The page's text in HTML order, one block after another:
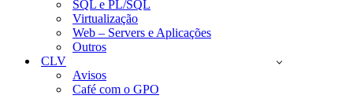
SQL e PL/SQL
Virtualização
Web – Servers e Aplicações
Outros
CLV
Avisos
Café com o GPO